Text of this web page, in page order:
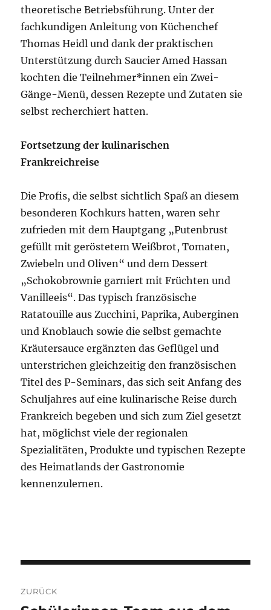
theoretische Betriebsführung. Unter der
fachkundigen Anleitung von Küchenchef
Thomas Heidl und dank der praktischen
Unterstützung durch Saucier Amed Hassan
kochten die Teilnehmer*innen ein Zwei-
Gänge-Menü, dessen Rezepte und Zutaten sie
selbst recherchiert hatten.
Fortsetzung der kulinarischen
Frankreichreise
Die Profis, die selbst sichtlich Spaß an diesem
besonderen Kochkurs hatten, waren sehr
zufrieden mit dem Hauptgang „Putenbrust
gefüllt mit geröstetem Weißbrot, Tomaten,
Zwiebeln und Oliven“ und dem Dessert
„Schokobrownie garniert mit Früchten und
Vanilleeis“. Das typisch französische
Ratatouille aus Zucchini, Paprika, Auberginen
und Knoblauch sowie die selbst gemachte
Kräutersauce ergänzten das Geflügel und
unterstrichen gleichzeitig den französischen
Titel des P-Seminars, das sich seit Anfang des
Schuljahres auf eine kulinarische Reise durch
Frankreich begeben und sich zum Ziel gesetzt
hat, möglichst viele der regionalen
Spezialitäten, Produkte und typischen Rezepte
des Heimatlands der Gastronomie
kennenzulernen.
ZURÜCK